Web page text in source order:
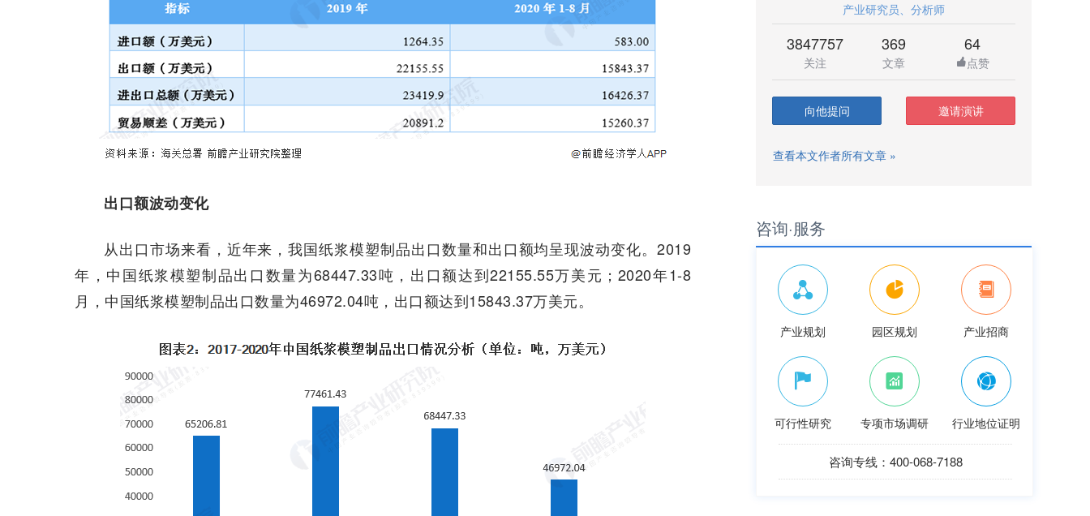
出口额波动变化
从出口市场来看，近年来，我国纸浆模塑制品出口数量和出口额均呈现波动变化。2019
年，中国纸浆模塑制品出口数量为68447.33吨，出口额达到22155.55万美元；2020年1-8
月，中国纸浆模塑制品出口数量为46972.04吨，出口额达到15843.37万美元。
产业研究员、分析师
3847757
关注
369
文章
64
点赞
向他提问 邀请演讲
查看本文作者所有文章 »
咨询·服务
产业规划 园区规划 产业招商
可行性研究 专项市场调研 行业地位证明
咨询专线：400-068-7188